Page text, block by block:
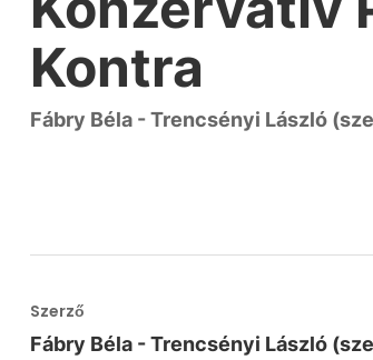
Kontra
Fábry Béla - Trencsényi László
Szerző
Fábry Béla - Trencsényi László